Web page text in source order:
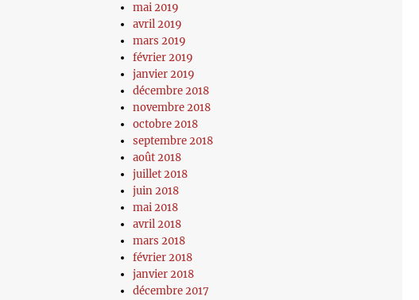
mai 2019
avril 2019
mars 2019
février 2019
janvier 2019
décembre 2018
novembre 2018
octobre 2018
septembre 2018
août 2018
juillet 2018
juin 2018
mai 2018
avril 2018
mars 2018
février 2018
janvier 2018
décembre 2017